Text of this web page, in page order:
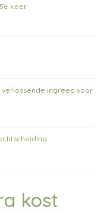
keer
ingreep voor
kost